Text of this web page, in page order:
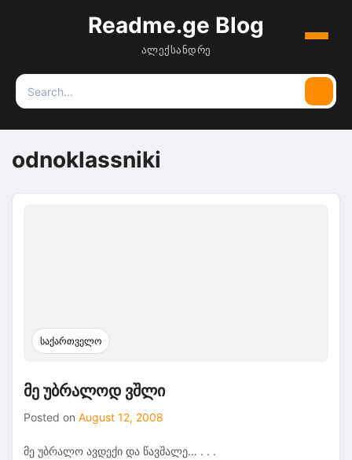
Readme.ge Blog
ალექსანდრე
Menu
Search
for:
odnoklassniki
საქართველო
მე უბრალოდ ვშლი
Posted on August 12, 2008
მე უბრალო ავდექი და წავშალე… . . .